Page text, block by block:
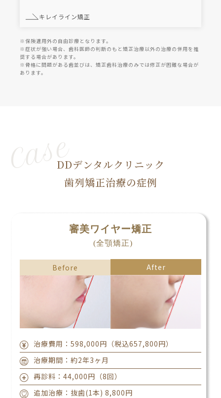
キレイライン矯正
※保険適用外の自由診療となります。
※症状が強い場合、歯科医師の判断のもと矯正治療以外の治療の併用を推
奨する場合があります。
※骨格に問題がある歯並びは、矯正歯科治療のみでは修正が困難な場合が
あります。
DDデンタルクリニック
歯列矯正治療の症例
審美ワイヤー矯正
(全顎矯正)
Before After
治療費用：598,000円（税込657,800円）
治療期間：約2年3ヶ月
再診料：44,000円（8回）
追加治療：抜歯(1本) 8,800円